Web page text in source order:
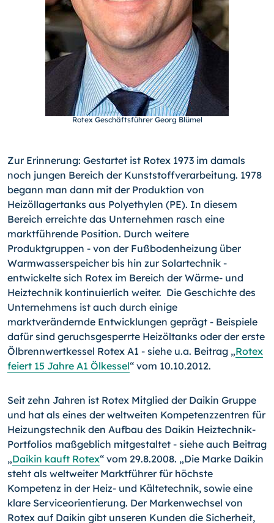
Rotex Geschäftsführer Georg Blümel
Zur Erinnerung: Gestartet ist Rotex 1973 im damals
noch jungen Bereich der Kunststoffverarbeitung. 1978
begann man dann mit der Produktion von
Heizöllagertanks aus Polyethylen (PE). In diesem
Bereich erreichte das Unternehmen rasch eine
marktführende Position. Durch weitere
Produktgruppen - von der Fußbodenheizung über
Warmwasserspeicher bis hin zur Solartechnik -
entwickelte sich Rotex im Bereich der Wärme- und
Heiztechnik kontinuierlich weiter. Die Geschichte des
Unternehmens ist auch durch einige
marktverändernde Entwicklungen geprägt - Beispiele
dafür sind geruchsgesperrte Heizöltanks oder der erste
Ölbrennwertkessel Rotex A1 - siehe u.a. Beitrag „Rotex
feiert 15 Jahre A1 Ölkessel“ vom 10.10.2012.
Seit zehn Jahren ist Rotex Mitglied der Daikin Gruppe
und hat als eines der weltweiten Kompetenzzentren für
Heizungstechnik den Aufbau des Daikin Heiztechnik-
Portfolios maßgeblich mit­ge­staltet - siehe auch Beitrag
„Daikin kauft Rotex“ vom 29.8.2008. „Die Marke Daikin
steht als weltweiter Marktführer für höchste
Kompetenz in der Heiz- und Kältetechnik, sowie eine
klare Serviceorientierung. Der Markenwechsel von
Rotex auf Daikin gibt unseren Kunden die Sicherheit,